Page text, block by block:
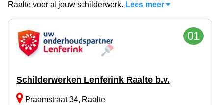
Raalte voor al jouw schilderwerk. Lees meer
01
Schilderwerken Lenferink Raalte b.v.
Praamstraat 34, Raalte